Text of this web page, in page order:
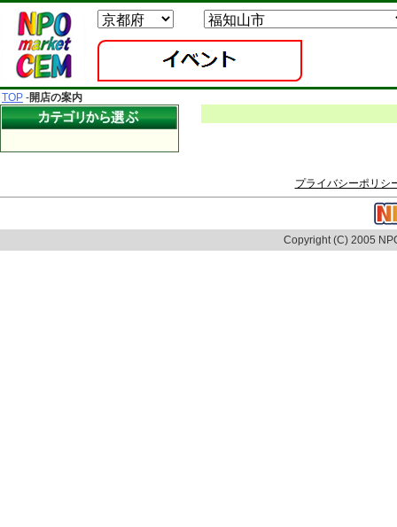
TOP -開店の案内
プライバシーポリシ
Copyright (C) 2005